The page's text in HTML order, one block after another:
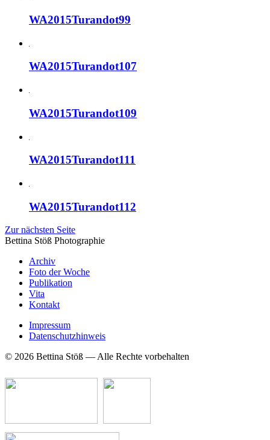
WA2015Turandot99
WA2015Turandot107
WA2015Turandot109
WA2015Turandot111
WA2015Turandot112
Zur nächsten Seite
Bettina Stöß Photographie
Archiv
Foto der Woche
Publikation
Vita
Kontakt
Impressum
Datenschutzhinweis
© 2026 Bettina Stöß — Alle Rechte vorbehalten